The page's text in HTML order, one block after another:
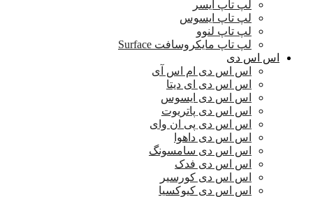
لپ تاپ ایسر
لپ تاپ ایسوس
لپ تاپ لنوو
لپ تاپ مایکروسافت Surface
اس اس دی
اس اس دی ام اس آی
اس اس دی ای دیتا
اس اس دی ایسوس
اس اس دی پاتریوت
اس اس دی پی ان وای
اس اس دی داهوا
اس اس دی سامسونگ
اس اس دی فدک
اس اس دی کورسیر
اس اس دی کیوکسیا